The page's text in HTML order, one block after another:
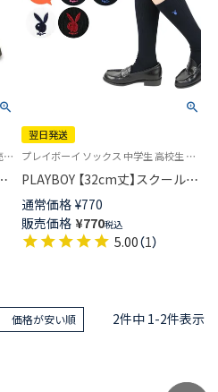
トミーヒルフィガー ［1足単位での販売です］ 学校 制服 靴下
翌日発送
プレイボーイ ソックス 中学生 高校生 学校 制服 靴下 旧03737353
PLAYBOY 【32cm丈】スクールソ
ックス ワンポイント 片面刺繍
入り リブ レディース 【365日最
短翌日発送】03737753
通常価格 ¥770
販売価格 ¥770税込
5.00（1）
価格が安い順 2件中 1-2件表示